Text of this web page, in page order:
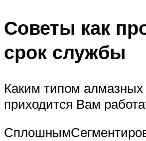
Советы как
срок службы
Каким типом алмазных
приходится Вам